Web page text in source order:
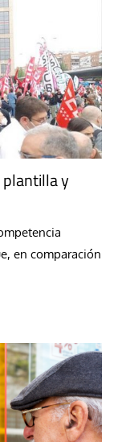
plantilla y
en comparación